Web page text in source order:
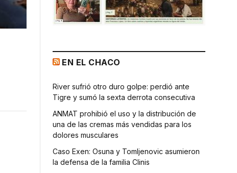
EN EL CHACO
River sufrió otro duro golpe: perdió ante
Tigre y sumó la sexta derrota consecutiva
ANMAT prohibió el uso y la distribución de
una de las cremas más vendidas para los
dolores musculares
Caso Exen: Osuna y Tomljenovic asumieron
la defensa de la familia Clinis